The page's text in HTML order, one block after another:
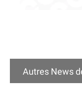
Autres News